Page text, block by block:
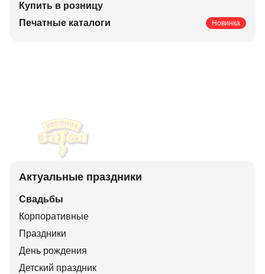
Купить в розницу
Печатные каталоги
Новинка
Актуальные праздники
Свадьбы
Корпоративные
Праздники
День рождения
Детский праздник